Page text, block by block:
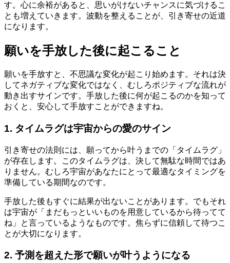
す。心に余裕があると、思いがけないチャンスに気づけるこ
とも増えていきます。波動を整えることが、引き寄せの近道
になります。
願いを手放した後に起こること
願いを手放すと、不思議な変化が起こり始めます。それは決
してネガティブな変化ではなく、むしろポジティブな流れが
動き出すサインです。手放した後に何が起こるのかを知って
おくと、安心して手放すことができますね。
1. タイムラグは宇宙からの愛のサイン
引き寄せの法則には、願ってから叶うまでの「タイムラグ」
が存在します。このタイムラグは、決して無駄な時間ではあ
りません。むしろ宇宙があなたにとって最適なタイミングを
準備している期間なのです。
手放した後もすぐに結果が出ないことがあります。でもそれ
は宇宙が「まだもっといいものを用意しているから待ってて
ね」と言っているようなものです。焦らずに信頼して待つこ
とが大切になります。
2. 予測を超えた形で願いが叶うようになる